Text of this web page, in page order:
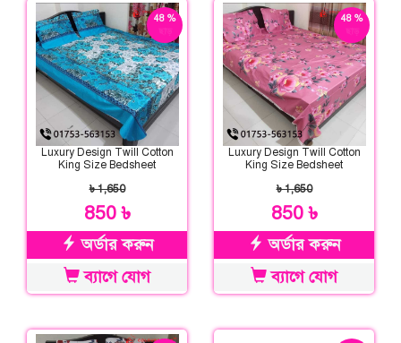
48 %
Luxury Design Twill Cotton
King Size Bedsheet
৳ 1,650
850 ৳
অর্ডার করুন
ব্যাগে যোগ
48 %
Luxury Design Twill Cotton
King Size Bedsheet
৳ 1,650
850 ৳
অর্ডার করুন
ব্যাগে যোগ